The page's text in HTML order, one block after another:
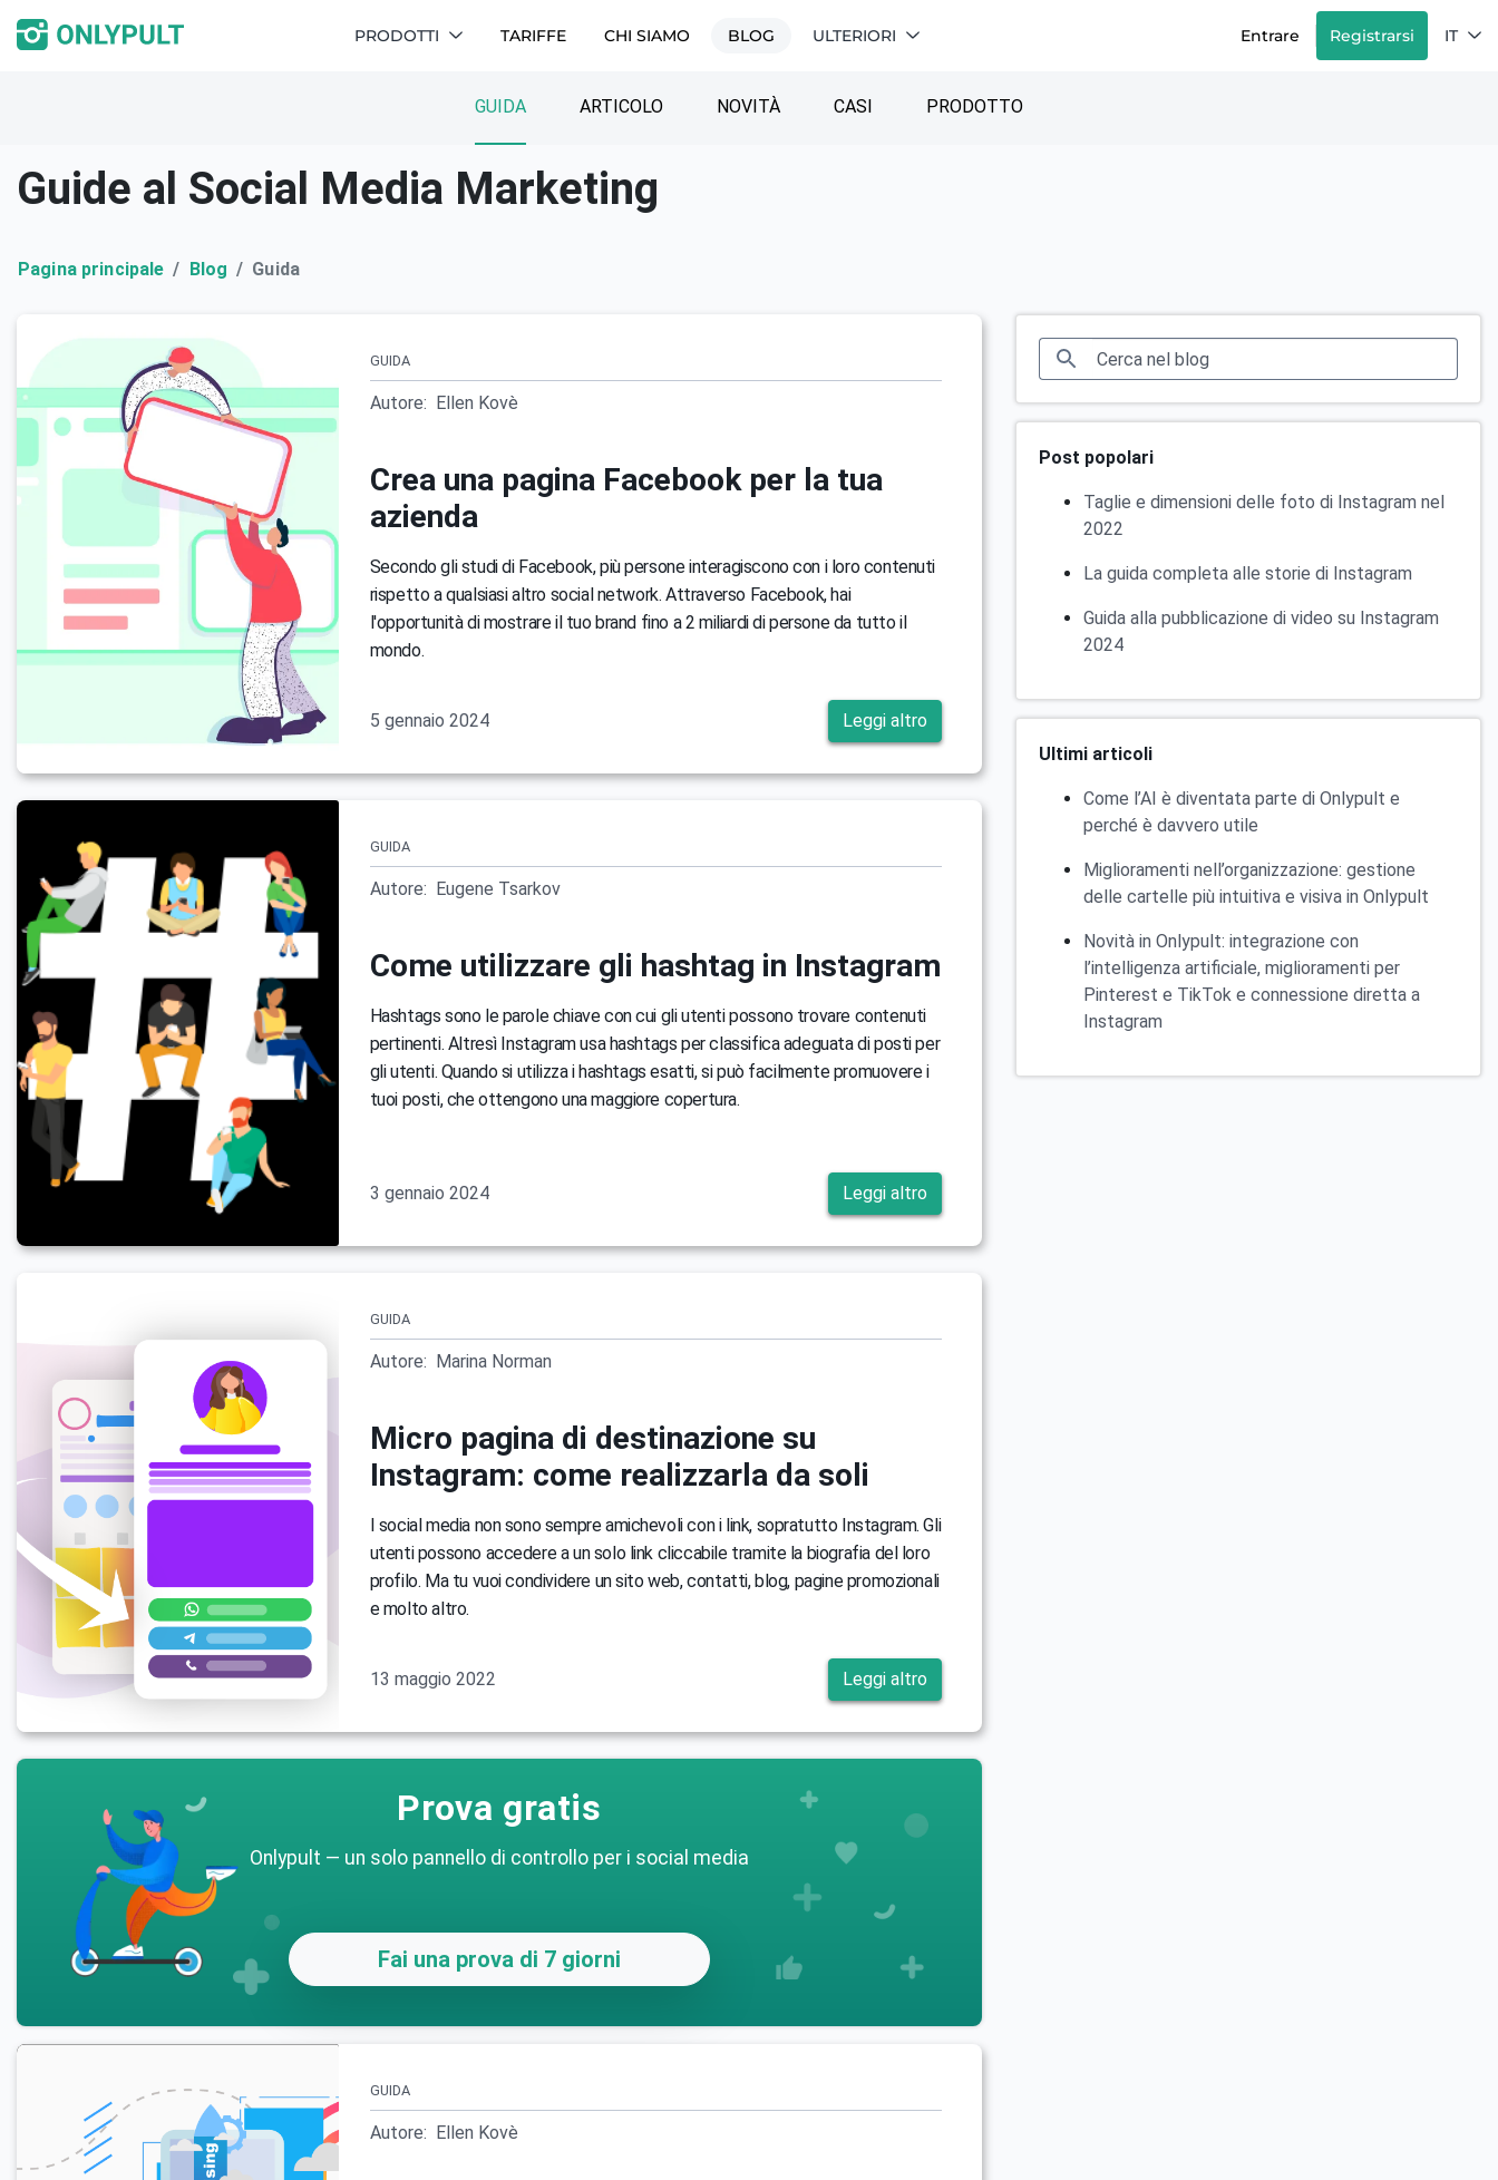
PRODOTTI TARIFFE CHI SIAMO BLOG ULTERIORI Entrare Registrarsi IT
GUIDA ARTICOLO NOVITÀ СASI PRODOTTO
Guide al Social Media Marketing
Pagina principale Blog Guida
GUIDA
Autore: Ellen Kovè
Crea una pagina Facebook per la tua
azienda
Secondo gli studi di Facebook, più persone interagiscono con i loro contenuti
rispetto a qualsiasi altro social network. Attraverso Facebook, hai
l'opportunità di mostrare il tuo brand fino a 2 miliardi di persone da tutto il
mondo.
5 gennaio 2024 Leggi altro
GUIDA
Autore: Eugene Tsarkov
Come utilizzare gli hashtag in Instagram
Hashtags sono le parole chiave con cui gli utenti possono trovare contenuti
pertinenti. Altresì Instagram usa hashtags per classifica adeguata di posti per
gli utenti. Quando si utilizza i hashtags esatti, si può facilmente promuovere i
tuoi posti, che ottengono una maggiore copertura.
3 gennaio 2024 Leggi altro
GUIDA
Autore: Marina Norman
Micro pagina di destinazione su
Instagram: come realizzarla da soli
I social media non sono sempre amichevoli con i link, sopratutto Instagram. Gli
utenti possono accedere a un solo link cliccabile tramite la biografia del loro
profilo. Ma tu vuoi condividere un sito web, contatti, blog, pagine promozionali
e molto altro.
13 maggio 2022 Leggi altro
Prova gratis
Onlypult — un solo pannello di controllo per i social media
Fai una prova di 7 giorni
GUIDA
Autore: Ellen Kovè
Post popolari
Taglie e dimensioni delle foto di Instagram nel
2022
La guida completa alle storie di Instagram
Guida alla pubblicazione di video su Instagram
2024
Ultimi articoli
Come l’AI è diventata parte di Onlypult e
perché è davvero utile
Miglioramenti nell’organizzazione: gestione
delle cartelle più intuitiva e visiva in Onlypult
Novità in Onlypult: integrazione con
l’intelligenza artificiale, miglioramenti per
Pinterest e TikTok e connessione diretta a
Instagram